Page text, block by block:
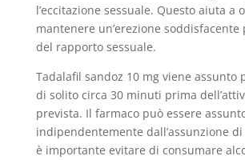
l’eccitazione sessuale. Questo aiuta a
mantenere un’erezione
del rapporto sessuale.
Tadalafil sandoz 10 mg viene assunto
di solito circa 30 minuti prima
prevista. Il farmaco può essere
indipendentemente dall’assunzione
è importante evitare di consumare